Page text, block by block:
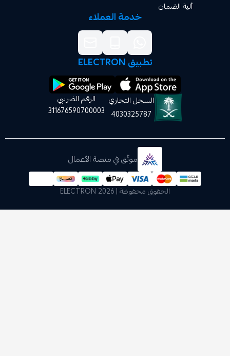
خدمة العملاء
السجل التجاري
4030325787
الرقم الضريبي
311676590700003
موثّق في منصة الأعمال
الحقوق محفوظة | 2026 ELECTRON